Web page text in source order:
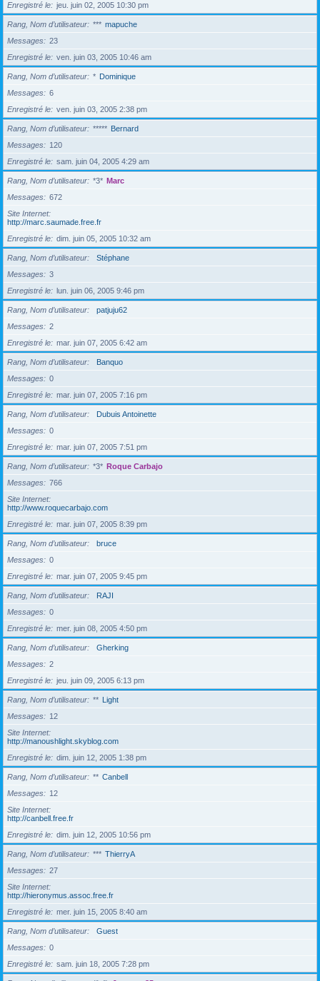
Enregistré le
jeu. juin 02, 2005 10:30 pm
Rang, Nom d’utilisateur *** mapuche
Messages
23
Enregistré le
ven. juin 03, 2005 10:46 am
Rang, Nom d’utilisateur * Dominique
Messages
6
Enregistré le
ven. juin 03, 2005 2:38 pm
Rang, Nom d’utilisateur ***** Bernard
Messages
120
Enregistré le
sam. juin 04, 2005 4:29 am
Rang, Nom d’utilisateur *3* Marc
Messages
672
Site Internet
http://marc.saumade.free.fr
Enregistré le
dim. juin 05, 2005 10:32 am
Rang, Nom d’utilisateur
Stéphane
Messages
3
Enregistré le
lun. juin 06, 2005 9:46 pm
Rang, Nom d’utilisateur
patjuju62
Messages
2
Enregistré le
mar. juin 07, 2005 6:42 am
Rang, Nom d’utilisateur
Banquo
Messages
0
Enregistré le
mar. juin 07, 2005 7:16 pm
Rang, Nom d’utilisateur
Dubuis Antoinette
Messages
0
Enregistré le
mar. juin 07, 2005 7:51 pm
Rang, Nom d’utilisateur *3* Roque Carbajo
Messages
766
Site Internet
http://www.roquecarbajo.com
Enregistré le
mar. juin 07, 2005 8:39 pm
Rang, Nom d’utilisateur
bruce
Messages
0
Enregistré le
mar. juin 07, 2005 9:45 pm
Rang, Nom d’utilisateur
RAJI
Messages
0
Enregistré le
mer. juin 08, 2005 4:50 pm
Rang, Nom d’utilisateur
Gherking
Messages
2
Enregistré le
jeu. juin 09, 2005 6:13 pm
Rang, Nom d’utilisateur ** Light
Messages
12
Site Internet
http://manoushlight.skyblog.com
Enregistré le
dim. juin 12, 2005 1:38 pm
Rang, Nom d’utilisateur ** Canbell
Messages
12
Site Internet
http://canbell.free.fr
Enregistré le
dim. juin 12, 2005 10:56 pm
Rang, Nom d’utilisateur *** ThierryA
Messages
27
Site Internet
http://hieronymus.assoc.free.fr
Enregistré le
mer. juin 15, 2005 8:40 am
Rang, Nom d’utilisateur
Guest
Messages
0
Enregistré le
sam. juin 18, 2005 7:28 pm